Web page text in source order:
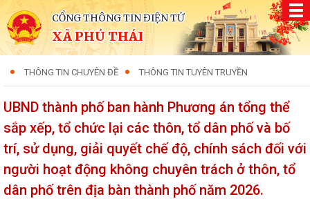
CỔNG THÔNG TIN ĐIỆN TỬ
XÃ PHÚ THÁI
THÔNG TIN CHUYÊN ĐỀ THÔNG TIN TUYÊN TRUYỀN
UBND thành phố ban hành Phương án tổng thể
sắp xếp, tổ chức lại các thôn, tổ dân phố và bố
trí, sử dụng, giải quyết chế độ, chính sách đối với
người hoạt động không chuyên trách ở thôn, tổ
dân phố trên địa bàn thành phố năm 2026.